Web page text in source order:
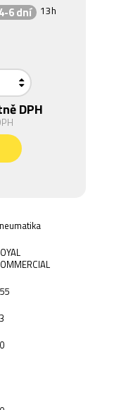
4-6 dní 13h
DPH